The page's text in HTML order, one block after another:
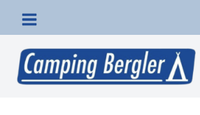
Inhalt
springen